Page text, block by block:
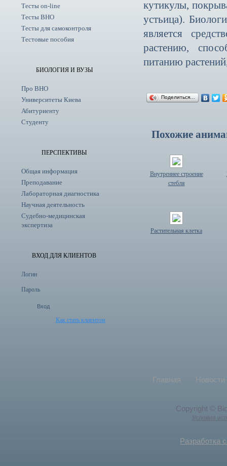
Тесты on-line
Тесты ВНО
Тесты для самоконтроля
Тестовые пособия
БИОЛОГИЯ И ВУЗЫ
Про ВНО
Университеты Киева
Абитуриенту
Студенту
ПЕРСПЕКТИВЫ
Общая информация
Преподавание
Лабораторная диагностика
Научная деятельность
Судебно-медицинская
экспертиза
ВХОД ДЛЯ КЛИЕНТОВ
Логин
Пароль
Как стать клиентом
кутикулы,
устьица).
является
растению,
питанию
Поделиться…
Похожие
Внутреннее строение
стебля
Растительная клетка
Главная Новости
Copyright ©
Условия
Разработка